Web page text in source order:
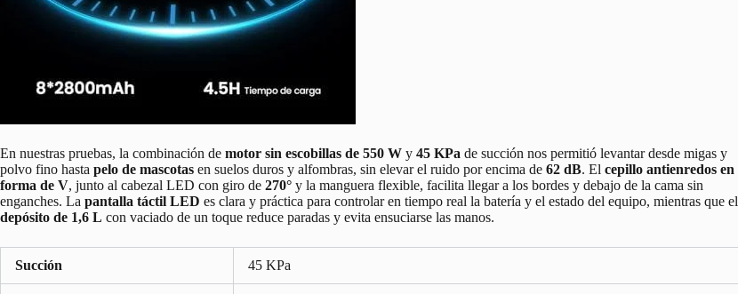
En nuestras pruebas, la combinación de motor sin escobillas de 550 W y 45 KPa de succión nos permitió levantar desde migas y
polvo fino hasta pelo de mascotas en suelos duros y alfombras, sin elevar el ruido por encima de 62 dB. El cepillo antienredos en
forma de V, junto al cabezal LED con giro de 270° y la manguera flexible, facilita llegar a los bordes y debajo de la cama sin
enganches. La pantalla táctil LED es clara y práctica para controlar en tiempo real la batería y el estado del equipo, mientras que el
depósito de 1,6 L con vaciado de un toque reduce paradas y evita ensuciarse las manos.
Succión 45 KPa